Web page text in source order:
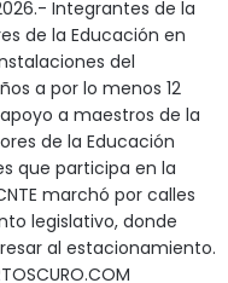
Integrantes de la
de la Educación en
del
a por lo menos 12
a maestros de la
de la Educación
que participa en la
marchó por calles
legislativo, donde
al estacionamiento.